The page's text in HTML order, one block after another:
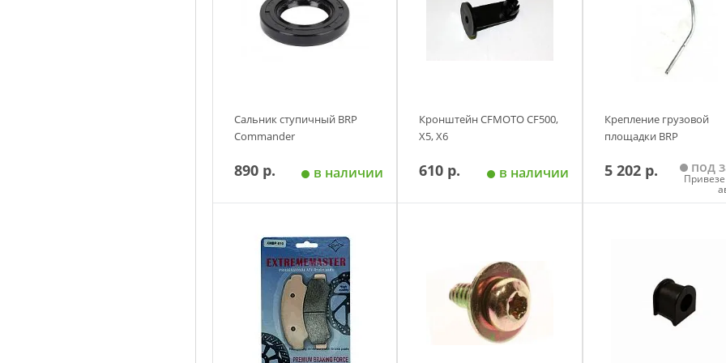
Сальник ступичный BRP
Commander
890 р. в наличии
Кронштейн CFMOTO CF500,
X5, X6
610 р. в наличии
Крепление грузовой
площадки BRP
5 202 р. под